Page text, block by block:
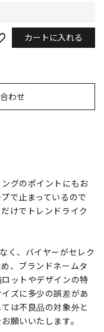
カートに入れる
わせ
グのポイントにもお
で止まっているので
けでトレンドライク
く、バイヤーがセレク
、ブランドネームタ
ットやデザインの特
ズに多少の誤差があ
は不良品の対象外と
願いいたします。